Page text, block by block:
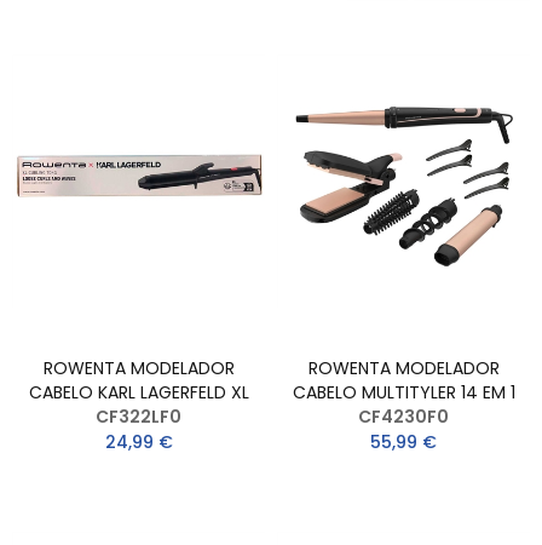
ROWENTA MODELADOR
CABELO KARL LAGERFELD XL
CF322LF0
24,99 €
ROWENTA MODELADOR
CABELO MULTITYLER 14 EM 1
CF4230F0
55,99 €